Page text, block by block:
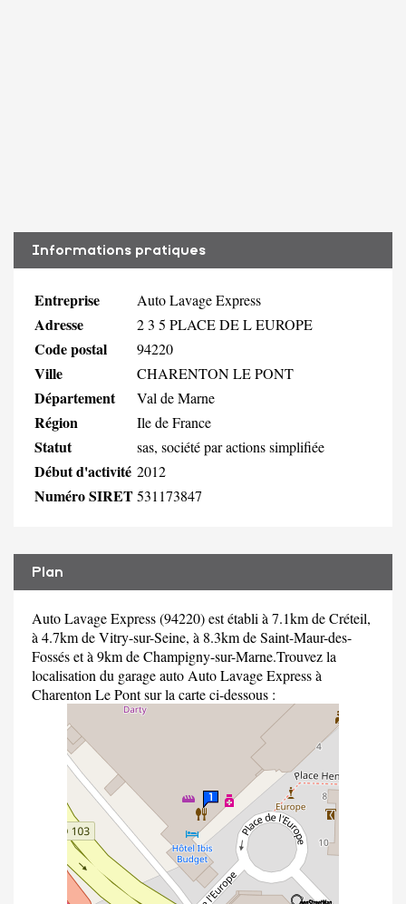
Informations pratiques
Entreprise Auto Lavage Express
Adresse 2 3 5 PLACE DE L EUROPE
Code postal 94220
Ville CHARENTON LE PONT
Département Val de Marne
Région Ile de France
Statut sas, société par actions simplifiée
Début d'activité 2012
Numéro SIRET531173847
Plan
Auto Lavage Express (94220) est établi à 7.1km de Créteil,
à 4.7km de Vitry-sur-Seine, à 8.3km de Saint-Maur-des-
Fossés et à 9km de Champigny-sur-Marne.Trouvez la
localisation du garage auto Auto Lavage Express à
Charenton Le Pont sur la carte ci-dessous :